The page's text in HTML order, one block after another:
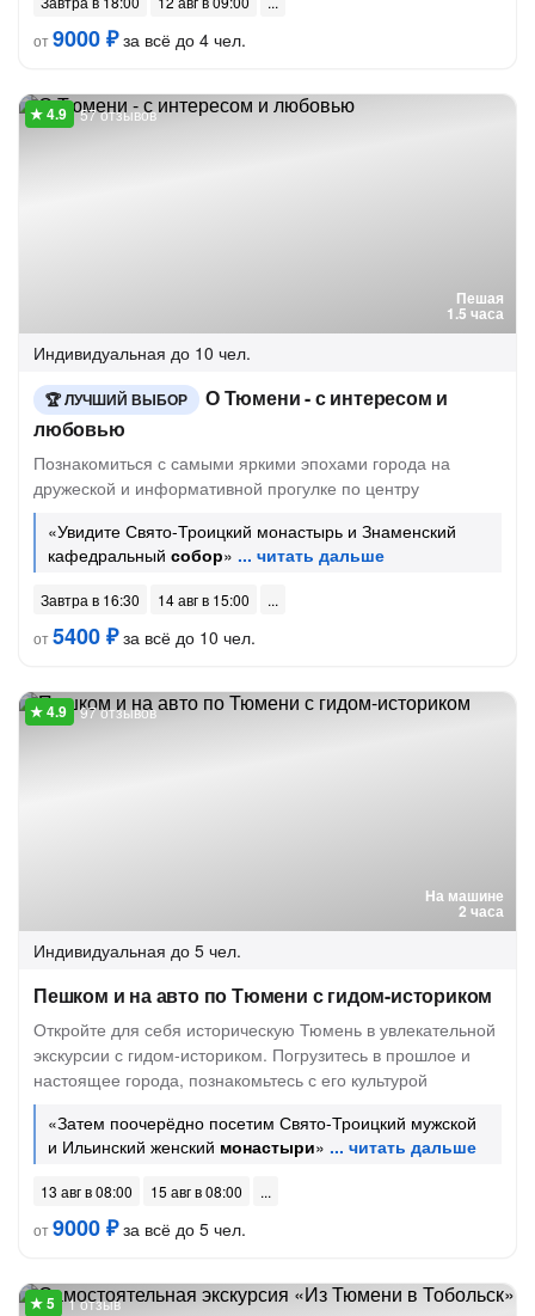
от9000 ₽за всё до 4 чел.
Пешая
1.5 часа
57 отзывов
Индивидуальная до 10 чел.
ЛУЧШИЙ ВЫБОР
О Тюмени - с интересом и
любовью
Познакомиться с самыми яркими эпохами города на
дружеской и информативной прогулке по центру
«Увидите Свято-Троицкий монастырь и Знаменский
кафедральный собор»
Завтра в 16:30
14 авг в 15:00
от5400 ₽за всё до 10 чел.
На машине
2 часа
97 отзывов
Индивидуальная до 5 чел.
Пешком и на авто по Тюмени с гидом-историком
Откройте для себя историческую Тюмень в увлекательной
экскурсии с гидом-историком. Погрузитесь в прошлое и
настоящее города, познакомьтесь с его культурой
«Затем поочерёдно посетим Свято-Троицкий мужской
и Ильинский женский монастыри»
13 авг в 08:00
15 авг в 08:00
от9000 ₽за всё до 5 чел.
1 отзыв